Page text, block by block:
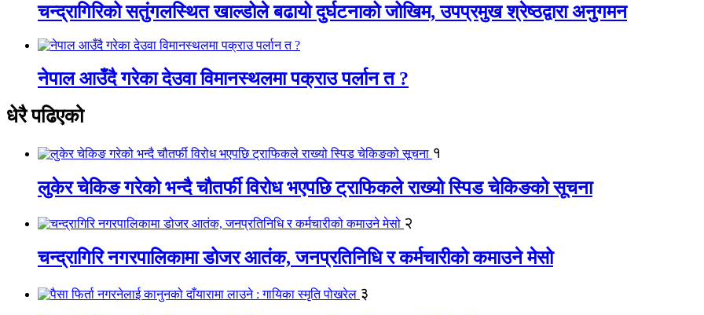
चन्द्रागिरिको सतुंगलस्थित खाल्डोले बढायो दुर्घटनाको जोखिम, उपप्रमुख श्रेष्ठद्वारा अनुगमन
नेपाल आउँदै गरेका देउवा विमानस्थलमा पक्राउ पर्लान त ?
धेरै पढिएको
१
लुकेर चेकिङ गरेको भन्दै चौतर्फी विरोध भएपछि ट्राफिकले राख्यो स्पिड चेकिङको सूचना
२
चन्द्रागिरि नगरपालिकामा डोजर आतंक, जनप्रतिनिधि र कर्मचारीको कमाउने मेसो
३